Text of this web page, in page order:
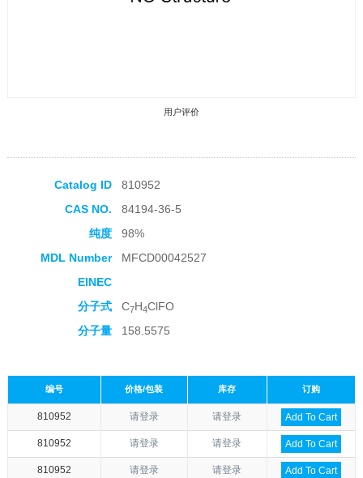
用户评价
Catalog ID
810952
CAS NO.
84194-36-5
纯度
98%
MDL Number
MFCD00042527
EINEC
分子式
C7H4ClFO
分子量
158.5575
编号 价格/包装 库存 订购
810952 请登录 请登录 Add To Cart
810952 请登录 请登录 Add To Cart
810952 请登录 请登录 Add To Cart